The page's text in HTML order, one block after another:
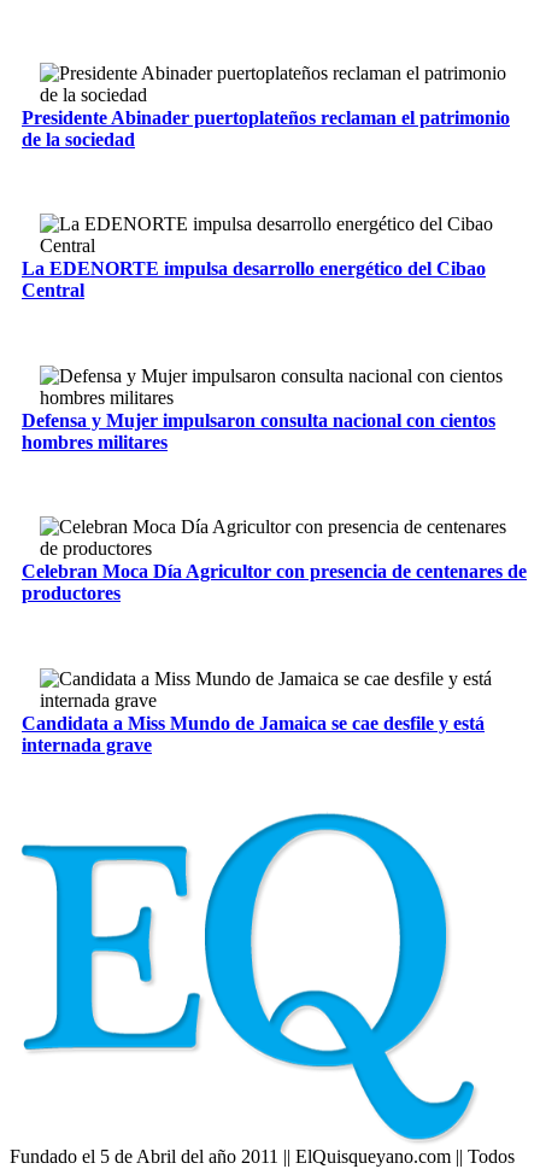
Presidente Abinader puertoplateños reclaman el patrimonio
de la sociedad
La EDENORTE impulsa desarrollo energético del Cibao
Central
Defensa y Mujer impulsaron consulta nacional con cientos
hombres militares
Celebran Moca Día Agricultor con presencia de centenares de
productores
Candidata a Miss Mundo de Jamaica se cae desfile y está
internada grave
Fundado el 5 de Abril del año 2011 || ElQuisqueyano.com || Todos